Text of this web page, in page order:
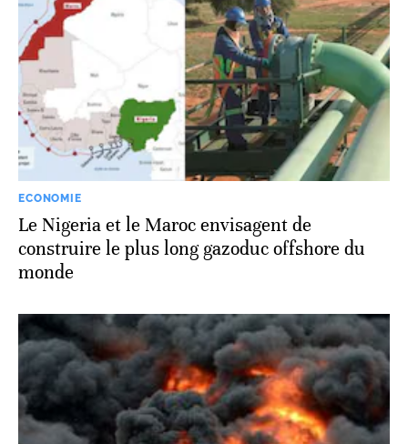
ECONOMIE
Le Nigeria et le Maroc envisagent de
construire le plus long gazoduc offshore du
monde